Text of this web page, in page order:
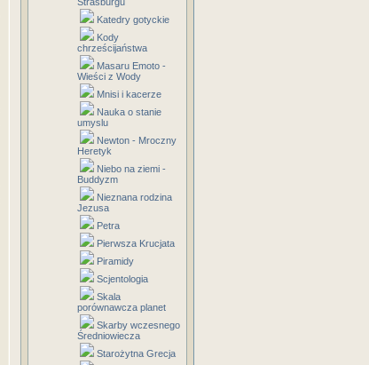
Katedry gotyckie
Kody
chrześcijaństwa
Masaru Emoto -
Wieści z Wody
Mnisi i kacerze
Nauka o stanie
umyslu
Newton - Mroczny
Heretyk
Niebo na ziemi -
Buddyzm
Nieznana rodzina
Jezusa
Petra
Pierwsza Krucjata
Piramidy
Scjentologia
Skala
porównawcza planet
Skarby wczesnego
Średniowiecza
Starożytna Grecja